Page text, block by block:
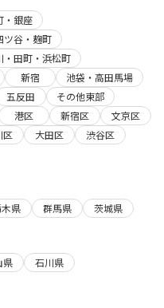
・銀座
ツ谷・麹町
・田町・浜松町
新宿
池袋・高田馬場
五反田
その他東部
港区 新宿区
文京区
区 大田区
渋谷区
県 群馬県
茨城県
県
石川県